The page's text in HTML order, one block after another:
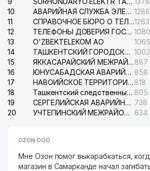
10
АВАРИЙНАЯ СЛУЖБА ЭЛЕКТРОСЕТИ ТАШКЕНТСКОГО РАЙОНА 1286
11
СПРАВОЧНОЕ БЮРО О ТЕЛЕФОНАХ ОРГАНИЗАЦИЙ г. ТАШКЕНТА1263
12
ТЕЛЕФОНЫ ДОВЕРИЯ ГОСУДАРСТВЕННОГО ЦЕНТРА ТЕСТИРОВАНИЯ 1080
13
O'ZBEKTELEKOM АО
1065
14
ТАШКЕНТСКИЙ ГОРОДСКОЙ СУД ПО ГРАЖДАНСКИМ ДЕЛАМ 1002
15
ЯККАСАРАЙСКИЙ МЕЖРАЙОННЫЙ СУД ПО ГРАЖДАНСКИМ ДЕЛАМ887
16
ЮНУСАБАДСКАЯ АВАРИЙНАЯ СЛУЖБА ЭЛЕКТРОСЕТИ 858
17
НАВОИЙСКОЕ ТЕРРИТОРИАЛЬНОЕ ПРЕДПРИЯТИЕ ЭЛЕКТРОСЕТИ АО 818
18
Ташкентский следственный изолятор 805
19
СЕРГЕЛИЙСКАЯ АВАРИЙНАЯ СЛУЖБА ЭЛЕКТРОСЕТИ 738
20
УЧТЕПИНСКИЙ МЕЖРАЙОННЫЙ СУД ПО ГРАЖДАНСКИМ ДЕЛАМ 634
OZON ООО
Мне Озон помог выкарабкаться,
магазин в Самарканде начал